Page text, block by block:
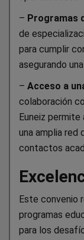
– Programas
de
para cumplir
asegurando
– Acceso a
colaboración
Euneiz
una amplia red
contactos
Este convenio
programas
para los